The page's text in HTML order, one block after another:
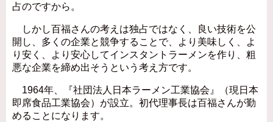
占のですから。
しかし百福さんの考えは独占ではなく、良い技術を公
開し、多くの企業と競争することで、より美味しく、よ
り安く、より安心してインスタントラーメンを作り、粗
悪な企業を締め出そうという考え方です。
1964年、『社団法人日本ラーメン工業協会』（現日本
即席食品工業協会）が設立。初代理事長は百福さんが勤
めることになります。